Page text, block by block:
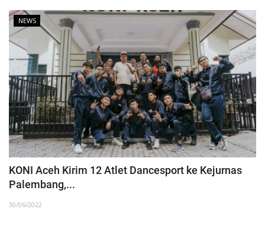
NEWS
KONI Aceh Kirim 12 Atlet Dancesport ke Kejurnas
Palembang,...
30/06/2022